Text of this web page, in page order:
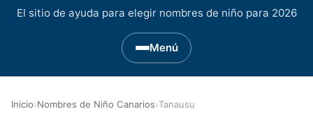
El sitio de ayuda para elegir nombres de niño para 2026
Menú
Inicio›Nombres de Niño Canarios›Tanausu